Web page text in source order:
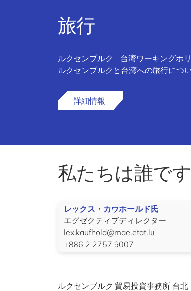
旅行
ルクセンブルク - 台湾ワーキングホ
ルクセンブルクと台湾への旅行につ
詳細情報
私たちは誰で
レックス・カウホールド氏
エグゼクティブディレクター
lex.kaufhold@mae.etat.lu
+886 2 2757 6007
ルクセンブルク 貿易投資事務所 台北